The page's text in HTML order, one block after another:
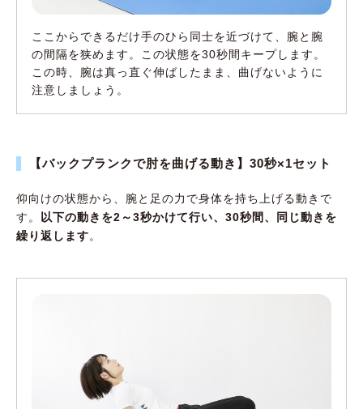
ここからできるだけ手のひら同士を近づけて、腕と腕
の間隔を狭めます。この状態を30秒間キープします。
この時、腕は真っ直ぐ伸ばしたまま、曲げないように
注意しましょう。
【バックプランクで肘を曲げる動き】30秒×1セット
仰向けの状態から、腕と足の力で身体を持ち上げる動きで
す。 以下の動きを2～3秒かけて行い、30秒間、同じ動きを
繰り返します。